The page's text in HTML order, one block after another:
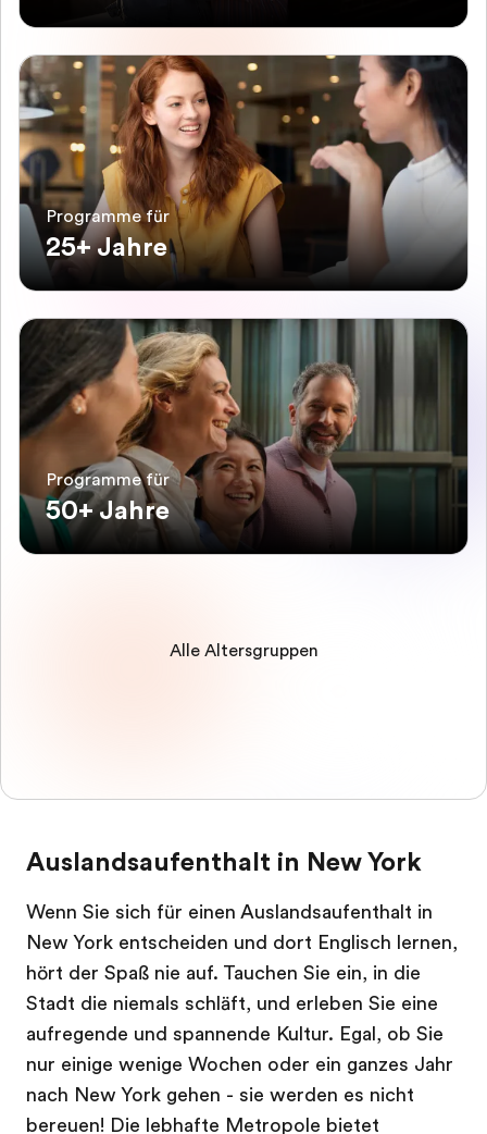
Programme für
25+ Jahre
Programme für
50+ Jahre
Alle Altersgruppen
Auslandsaufenthalt in New York
Wenn Sie sich für einen Auslandsaufenthalt in
New York entscheiden und dort Englisch lernen,
hört der Spaß nie auf. Tauchen Sie ein, in die
Stadt die niemals schläft, und erleben Sie eine
aufregende und spannende Kultur. Egal, ob Sie
nur einige wenige Wochen oder ein ganzes Jahr
nach New York gehen - sie werden es nicht
bereuen! Die lebhafte Metropole bietet